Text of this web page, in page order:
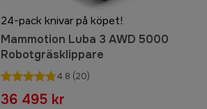
24-pack knivar på köpet!
Mammotion Luba 3 AWD 5000
Robotgräsklippare
4.8 (20)
36 495 kr